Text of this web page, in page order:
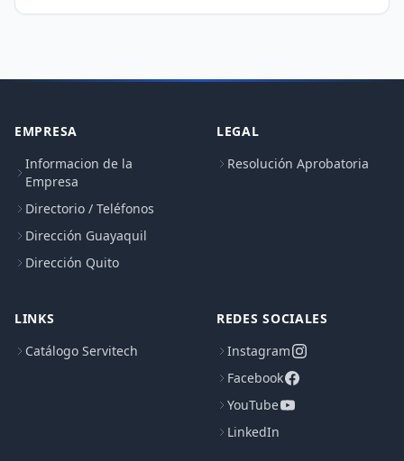
EMPRESA
Informacion de la
Empresa
Directorio / Teléfonos
Dirección Guayaquil
Dirección Quito
LEGAL
Resolución Aprobatoria
LINKS
Catálogo Servitech
REDES SOCIALES
Instagram
Facebook
YouTube
LinkedIn